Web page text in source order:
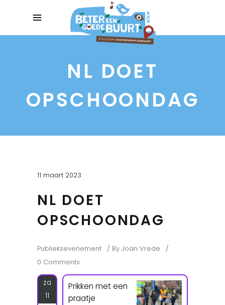
NL DOET
OPSCHOONDAG
11 maart 2023
NL DOET
OPSCHOONDAG
Publieksevenement By Joan Vrede
0 Comments
za
11
Prikken met een
praatje